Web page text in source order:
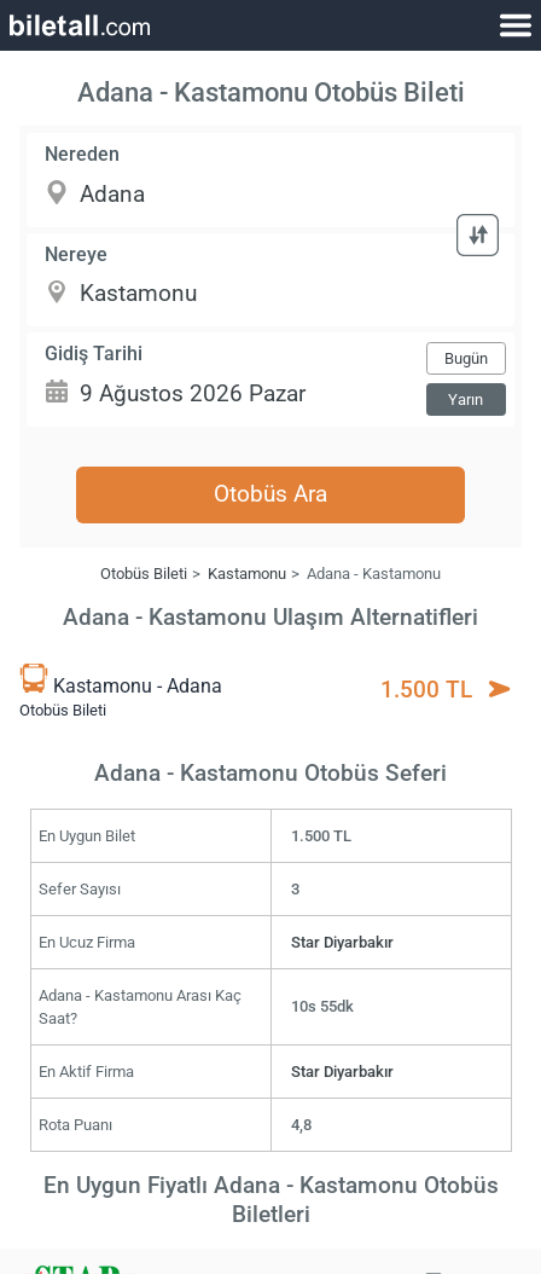
Adana - Kastamonu Otobüs Bileti
Nereden
Nereye
Gidiş Tarihi Bugün
Yarın
Otobüs Ara
Otobüs Bileti Kastamonu Adana - Kastamonu
Adana - Kastamonu Ulaşım Alternatifleri
Kastamonu - Adana
Otobüs Bileti
1.500 TL
Adana - Kastamonu Otobüs Seferi
En Uygun Bilet 1.500 TL
Sefer Sayısı 3
En Ucuz Firma Star Diyarbakır
Adana - Kastamonu Arası Kaç
Saat?
10s 55dk
En Aktif Firma Star Diyarbakır
Rota Puanı 4,8
En Uygun Fiyatlı Adana - Kastamonu Otobüs
Biletleri